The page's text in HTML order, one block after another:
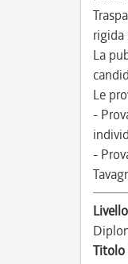
rigida
La
Le
-
-
Titolo